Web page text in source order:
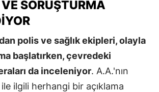
SORUŞTURMA
polis ve sağlık ekipleri, olayla
başlatırken, çevredeki
da inceleniyor. A.A.'nın
ilgili herhangi bir açıklama